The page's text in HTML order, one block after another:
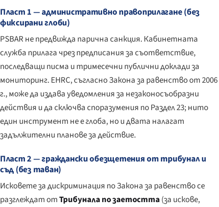
Пласт 1 — административно правоприлагане (без
фиксирани глоби)
PSBAR не предвижда парична санкция. Кабинетната
служба прилага чрез предписания за съответствие,
последващи писма и тримесечни публични доклади за
мониторинг. EHRC, съгласно Закона за равенство от 2006
г., може да издава уведомления за незаконосъобразни
действия и да сключва споразумения по Раздел 23; нито
един инструмент не е глоба, но и двата налагат
задължителни планове за действие.
Пласт 2 — граждански обезщетения от трибунал и
съд (без таван)
Исковете за дискриминация по Закона за равенство се
разглеждат отТрибунала по заетостта (за искове,